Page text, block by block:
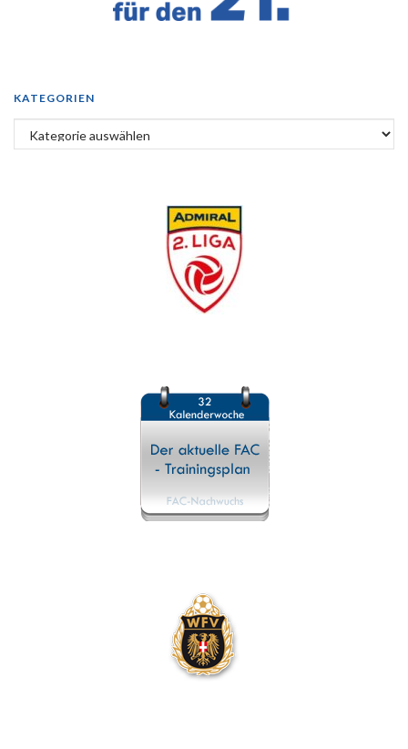
KATEGORIEN
Kategorien